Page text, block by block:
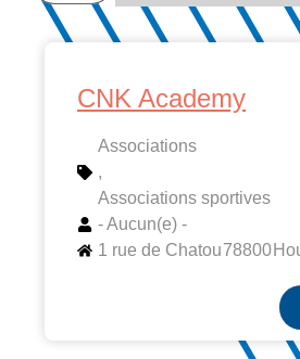
CNK Academy
Associations
,
Associations sportives
- Aucun(e) -
1 rue de Chatou78800